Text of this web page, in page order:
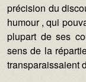
précision du
humour , qui
plupart de ses
sens de la
transparaissaient